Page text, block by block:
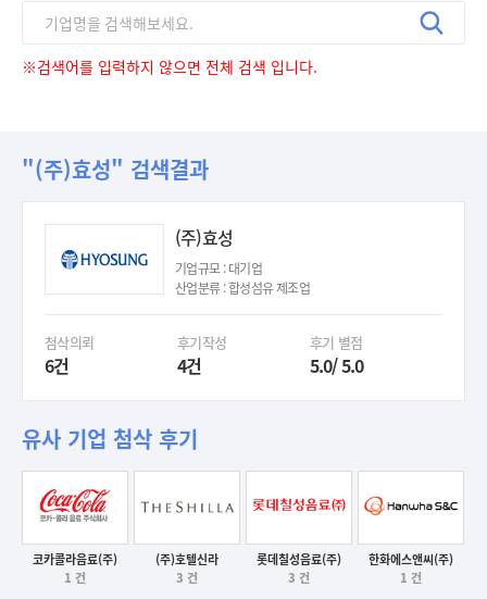
※검색어를 입력하지 않으면 전체 검색 입니다.
"(주)효성" 검색결과
(주)효성
기업규모 : 대기업
산업분류 : 합성섬유 제조업
첨삭의뢰
6건
후기작성
4건
후기 별점
5.0/ 5.0
유사 기업 첨삭 후기
후기보기
코카콜라음료(주)
1 건
후기보기
(주)호텔신라
3 건
후기보기
롯데칠성음료(주)
3 건
후기보기
한화에스앤씨(주)
1 건